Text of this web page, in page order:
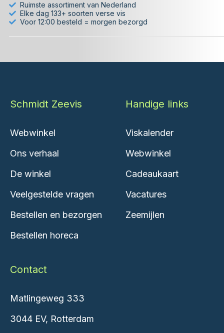
Ruimste assortiment van Nederland
Elke dag 133+ soorten verse vis
Voor 12:00 besteld = morgen bezorgd
Schmidt Zeevis
Webwinkel
Ons verhaal
De winkel
Veelgestelde vragen
Bestellen en bezorgen
Bestellen horeca
Handige links
Viskalender
Webwinkel
Cadeaukaart
Vacatures
Zeemijlen
Contact
Matlingeweg 333
3044 EV, Rotterdam